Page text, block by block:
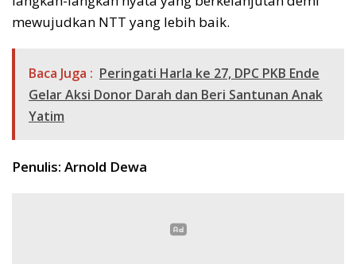
mewujudkan NTT yang lebih baik.
Baca Juga : Peringati Harla ke 27, DPC PKB Ende
Gelar Aksi Donor Darah dan Beri Santunan Anak
Yatim
Penulis: Arnold Dewa